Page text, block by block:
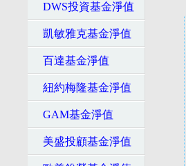
DWS投資基金淨值
凱敏雅克基金淨值
百達基金淨值
紐約梅隆基金淨值
GAM基金淨值
美盛投顧基金淨值